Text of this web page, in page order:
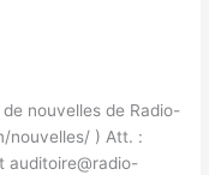
nouvelles de Radio-
nouvelles/ ) Att. :
auditoire@radio-